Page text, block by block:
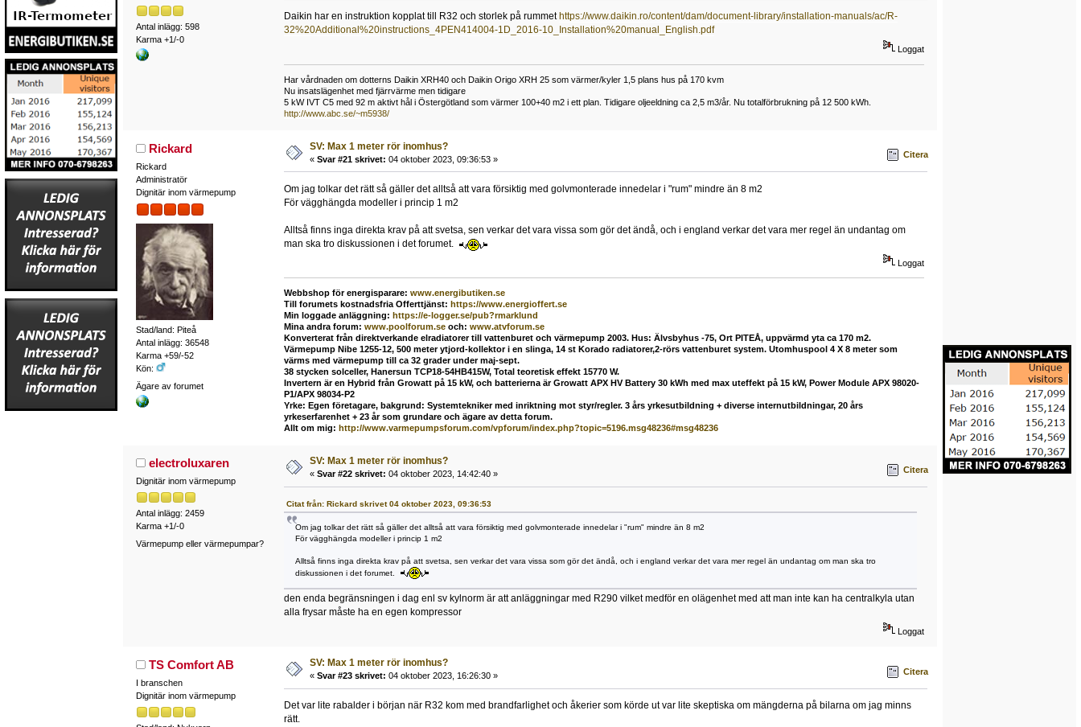
Antal inlägg: 598
Karma +1/-0
Daikin har en instruktion kopplat till R32 och storlek på rummet https://www.daikin.ro/content/dam/document-library/installation-manuals/ac/R-
32%20Additional%20instructions_4PEN414004-1D_2016-10_Installation%20manual_English.pdf
Loggat
Har vårdnaden om dotterns Daikin XRH40 och Daikin Origo XRH 25 som värmer/kyler 1,5 plans hus på 170 kvm
Nu insatslägenhet med fjärrvärme men tidigare
5 kW IVT C5 med 92 m aktivt hål i Östergötland som värmer 100+40 m2 i ett plan. Tidigare oljeeldning ca 2,5 m3/år. Nu totalförbrukning på 12 500 kWh.
http://www.abc.se/~m5938/
Rickard
Rickard
Administratör
Dignitär inom värmepump
Stad/land: Piteå
Antal inlägg: 36548
Karma +59/-52
Kön:
Ägare av forumet
SV: Max 1 meter rör inomhus?
« Svar #21 skrivet: 04 oktober 2023, 09:36:53 » Citera
Om jag tolkar det rätt så gäller det alltså att vara försiktig med golvmonterade innedelar i "rum" mindre än 8 m2
För vägghängda modeller i princip 1 m2
Alltså finns inga direkta krav på att svetsa, sen verkar det vara vissa som gör det ändå, och i england verkar det vara mer regel än undantag om
man ska tro diskussionen i det forumet.
Loggat
Webbshop för energisparare: www.energibutiken.se
Till forumets kostnadsfria Offerttjänst: https://www.energioffert.se
Min loggade anläggning: https://e-logger.se/pub?rmarklund
Mina andra forum: www.poolforum.seoch: www.atvforum.se
Konverterat från direktverkande elradiatorer till vattenburet och värmepump 2003. Hus: Älvsbyhus -75, Ort PITEÅ, uppvärmd yta ca 170 m2.
Värmepump Nibe 1255-12, 500 meter ytjord-kollektor i en slinga, 14 st Korado radiatorer,2-rörs vattenburet system. Utomhuspool 4 X 8 meter som
värms med värmepump till ca 32 grader under maj-sept.
38 stycken solceller, Hanersun TCP18-54HB415W, Total teoretisk effekt 15770 W.
Invertern är en Hybrid från Growatt på 15 kW, och batterierna är Growatt APX HV Battery 30 kWh med max uteffekt på 15 kW, Power Module APX 98020-
P1/APX 98034-P2
Yrke: Egen företagare, bakgrund: Systemtekniker med inriktning mot styr/regler. 3 års yrkesutbildning + diverse internutbildningar, 20 års
yrkeserfarenhet + 23 år som grundare och ägare av detta forum.
Allt om mig: http://www.varmepumpsforum.com/vpforum/index.php?topic=5196.msg48236#msg48236
electroluxaren
Dignitär inom värmepump
Antal inlägg: 2459
Karma +1/-0
Värmepump eller värmepumpar?
SV: Max 1 meter rör inomhus?
« Svar #22 skrivet: 04 oktober 2023, 14:42:40 » Citera
Citat från: Rickard skrivet 04 oktober 2023, 09:36:53
Om jag tolkar det rätt så gäller det alltså att vara försiktig med golvmonterade innedelar i "rum" mindre än 8 m2
För vägghängda modeller i princip 1 m2
Alltså finns inga direkta krav på att svetsa, sen verkar det vara vissa som gör det ändå, och i england verkar det vara mer regel än undantag om man ska tro
diskussionen i det forumet.
den enda begränsningen i dag enl sv kylnorm är att anläggningar med R290 vilket medför en olägenhet med att man inte kan ha centralkyla utan
alla frysar måste ha en egen kompressor
Loggat
TS Comfort AB
I branschen
Dignitär inom värmepump
SV: Max 1 meter rör inomhus?
« Svar #23 skrivet: 04 oktober 2023, 16:26:30 » Citera
Det var lite rabalder i början när R32 kom med brandfarlighet och åkerier som körde ut var lite skeptiska om mängderna på bilarna om jag minns
rätt.